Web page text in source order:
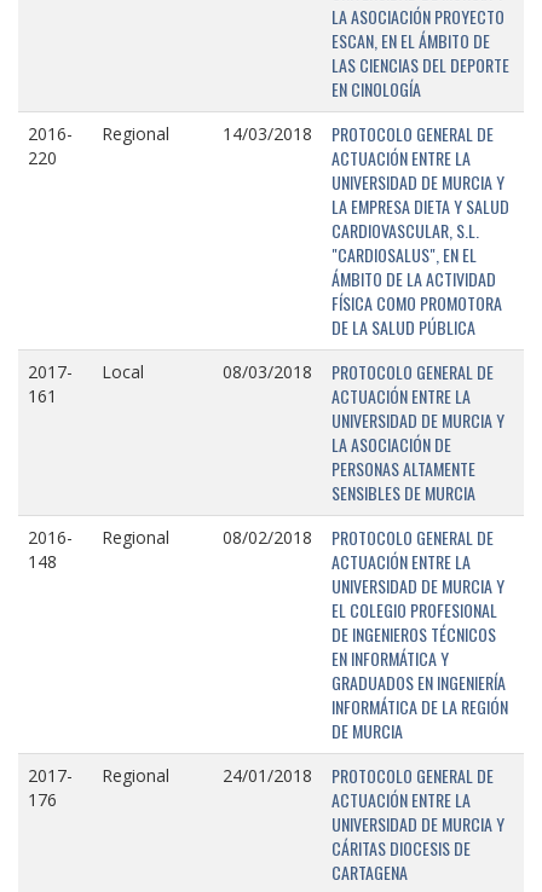
LA ASOCIACIÓN PROYECTO
ESCAN, EN EL ÁMBITO DE
LAS CIENCIAS DEL DEPORTE
EN CINOLOGÍA
2016-
220
Regional 14/03/2018
PROTOCOLO GENERAL DE
ACTUACIÓN ENTRE LA
UNIVERSIDAD DE MURCIA Y
LA EMPRESA DIETA Y SALUD
CARDIOVASCULAR, S.L.
"CARDIOSALUS", EN EL
ÁMBITO DE LA ACTIVIDAD
FÍSICA COMO PROMOTORA
DE LA SALUD PÚBLICA
2017-
161
Local 08/03/2018
PROTOCOLO GENERAL DE
ACTUACIÓN ENTRE LA
UNIVERSIDAD DE MURCIA Y
LA ASOCIACIÓN DE
PERSONAS ALTAMENTE
SENSIBLES DE MURCIA
2016-
148
Regional 08/02/2018
PROTOCOLO GENERAL DE
ACTUACIÓN ENTRE LA
UNIVERSIDAD DE MURCIA Y
EL COLEGIO PROFESIONAL
DE INGENIEROS TÉCNICOS
EN INFORMÁTICA Y
GRADUADOS EN INGENIERÍA
INFORMÁTICA DE LA REGIÓN
DE MURCIA
2017-
176
Regional 24/01/2018
PROTOCOLO GENERAL DE
ACTUACIÓN ENTRE LA
UNIVERSIDAD DE MURCIA Y
CÁRITAS DIOCESIS DE
CARTAGENA